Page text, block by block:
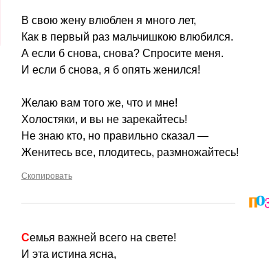
В свою жену влюблен я много лет,
Как в первый раз мальчишкою влюбился.
А если б снова, снова? Спросите меня.
И если б снова, я б опять женился!
Желаю вам того же, что и мне!
Холостяки, и вы не зарекайтесь!
Не знаю кто, но правильно сказал —
Женитесь все, плодитесь, размножайтесь!
Скопировать
Семья важней всего на свете!
И эта истина ясна,